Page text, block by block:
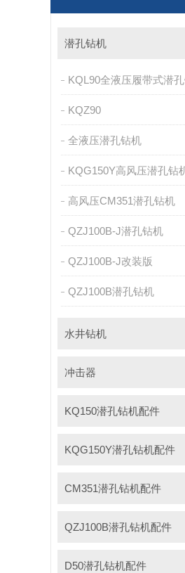
潜孔钻机
KQL90全液压履带式潜
KQZ90
全液压潜孔钻机
KQG150Y高风压潜孔钻
高风压CM351潜孔钻机
QZJ100B-J潜孔钻机
QZJ100B-J改装版
QZJ100B潜孔钻机
水井钻机
冲击器
KQ150潜孔钻机配件
KQG150Y潜孔钻机配件
CM351潜孔钻机配件
QZJ100B潜孔钻机配件
D50潜孔钻机配件